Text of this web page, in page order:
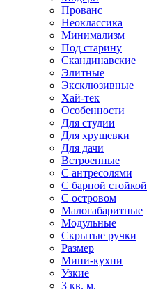
Прованс
Неоклассика
Минимализм
Под старину
Скандинавские
Элитные
Эксклюзивные
Хай-тек
Особенности
Для студии
Для хрущевки
Для дачи
Встроенные
С антресолями
С барной стойкой
С островом
Малогабаритные
Модульные
Скрытые ручки
Размер
Мини-кухни
Узкие
3 кв. м.